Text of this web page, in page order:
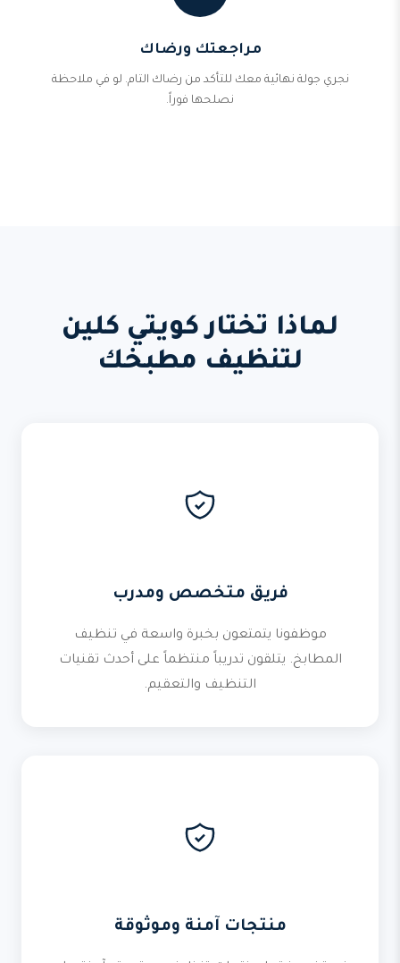
مراجعتك ورضاك
نجري جولة نهائية معك للتأكد من رضاك التام. لو في ملاحظة
نصلحها فوراً.
لماذا تختار كويتي كلين
لتنظيف مطبخك
فريق متخصص ومدرب
موظفونا يتمتعون بخبرة واسعة في تنظيف
المطابخ. يتلقون تدريباً منتظماً على أحدث تقنيات
التنظيف والتعقيم.
منتجات آمنة وموثوقة